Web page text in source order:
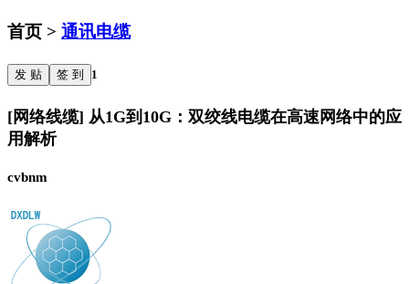
首页 > 通讯电缆
发 贴 签 到 1
[网络线缆] 从1G到10G：双绞线电缆在高速网络中的应
用解析
cvbnm